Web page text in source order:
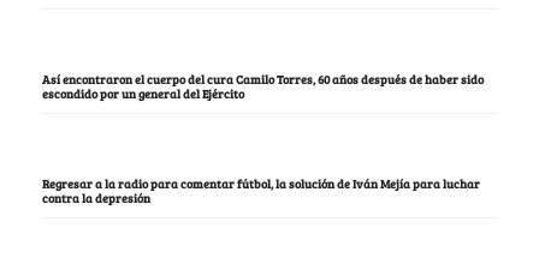
Así encontraron el cuerpo del cura Camilo Torres, 60 años después de haber sido
escondido por un general del Ejército
Regresar a la radio para comentar fútbol, la solución de Iván Mejía para luchar
contra la depresión